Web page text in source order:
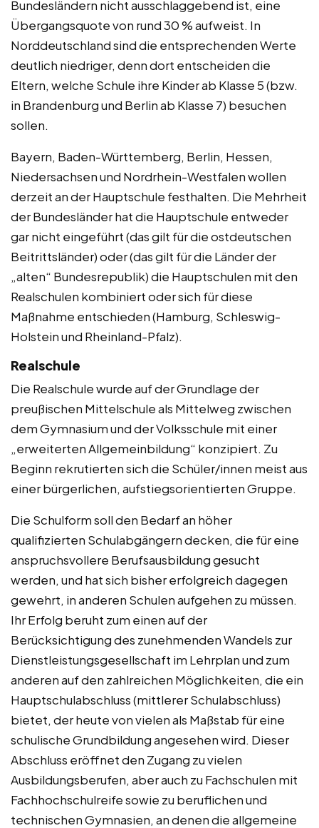
Bundesländern nicht ausschlaggebend ist, eine
Übergangsquote von rund 30 % aufweist. In
Norddeutschland sind die entsprechenden Werte
deutlich niedriger, denn dort entscheiden die
Eltern, welche Schule ihre Kinder ab Klasse 5 (bzw.
in Brandenburg und Berlin ab Klasse 7) besuchen
sollen.
Bayern, Baden-Württemberg, Berlin, Hessen,
Niedersachsen und Nordrhein-Westfalen wollen
derzeit an der Hauptschule festhalten. Die Mehrheit
der Bundesländer hat die Hauptschule entweder
gar nicht eingeführt (das gilt für die ostdeutschen
Beitrittsländer) oder (das gilt für die Länder der
„alten“ Bundesrepublik) die Hauptschulen mit den
Realschulen kombiniert oder sich für diese
Maßnahme entschieden (Hamburg, Schleswig-
Holstein und Rheinland-Pfalz).
Realschule
Die Realschule wurde auf der Grundlage der
preußischen Mittelschule als Mittelweg zwischen
dem Gymnasium und der Volksschule mit einer
„erweiterten Allgemeinbildung“ konzipiert. Zu
Beginn rekrutierten sich die Schüler/innen meist aus
einer bürgerlichen, aufstiegsorientierten Gruppe.
Die Schulform soll den Bedarf an höher
qualifizierten Schulabgängern decken, die für eine
anspruchsvollere Berufsausbildung gesucht
werden, und hat sich bisher erfolgreich dagegen
gewehrt, in anderen Schulen aufgehen zu müssen.
Ihr Erfolg beruht zum einen auf der
Berücksichtigung des zunehmenden Wandels zur
Dienstleistungsgesellschaft im Lehrplan und zum
anderen auf den zahlreichen Möglichkeiten, die ein
Hauptschulabschluss (mittlerer Schulabschluss)
bietet, der heute von vielen als Maßstab für eine
schulische Grundbildung angesehen wird. Dieser
Abschluss eröffnet den Zugang zu vielen
Ausbildungsberufen, aber auch zu Fachschulen mit
Fachhochschulreife sowie zu beruflichen und
technischen Gymnasien, an denen die allgemeine